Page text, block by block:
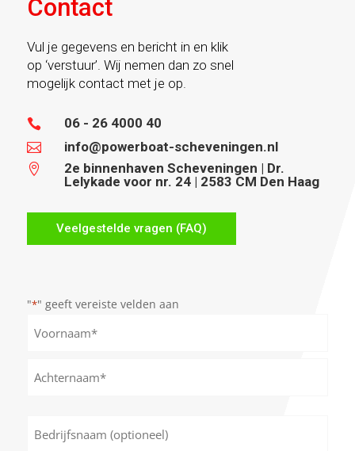
Contact
Vul je gegevens en bericht in en klik
op ‘verstuur’. Wij nemen dan zo snel
mogelijk contact met je op.
 06 - 26 4000 40
 info@powerboat-scheveningen.nl

2e binnenhaven Scheveningen | Dr.
Lelykade voor nr. 24 | 2583 CM Den Haag
Veelgestelde vragen (FAQ)
"*" geeft vereiste velden aan
(optioneel)